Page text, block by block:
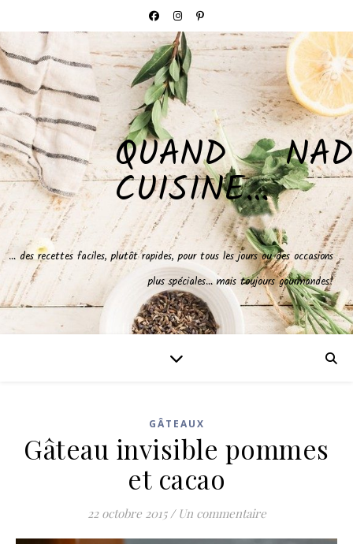
QUAND NAD
CUISINE…
… des recettes faciles, plutôt rapides, pour tous les jours ou des occasions
plus spéciales… mais toujours gourmandes!
GÂTEAUX
Gâteau invisible pommes
et cacao
22 octobre 2015 / Un commentaire